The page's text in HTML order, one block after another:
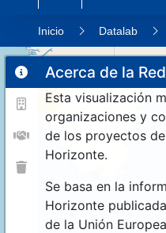
Inicio Datalab
Acerca de la
Esta visualización
organizaciones y
de los proyectos
Horizonte.
Se basa en la
Horizonte
de la Unión
11